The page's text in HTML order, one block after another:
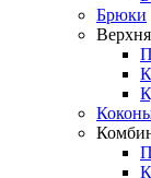
Брюки